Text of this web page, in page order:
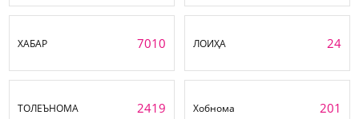
ХАБАР 7010 ЛОИҲА 24
ТОЛЕЪНОМА 2419 Хобнома 201